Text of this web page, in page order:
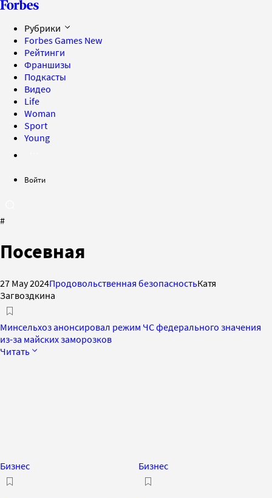
Рубрики
Forbes Games New
Рейтинги
Франшизы
Подкасты
Видео
Life
Woman
Sport
Young
Войти
#
Посевная
27 May 2024Продовольственная безопасностьКатя
Загвоздкина
Минсельхоз анонсировал режим ЧС федерального значения
из-за майских заморозков
Читать
Бизнес Бизнес